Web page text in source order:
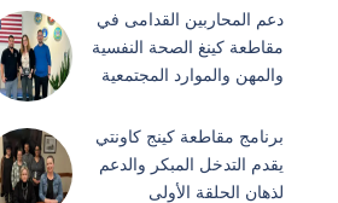
دعم المحاربين القدامى في
مقاطعة كينغ الصحة النفسية
والمهن والموارد المجتمعية
برنامج مقاطعة كينج كاونتي
يقدم التدخل المبكر والدعم
لذهان الحلقة الأولى